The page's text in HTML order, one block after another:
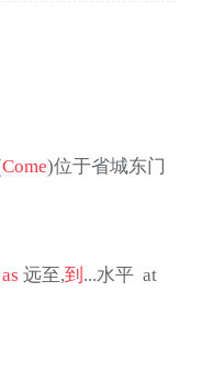
Come)位于省城东门
远至,到 ...水平 ­ at